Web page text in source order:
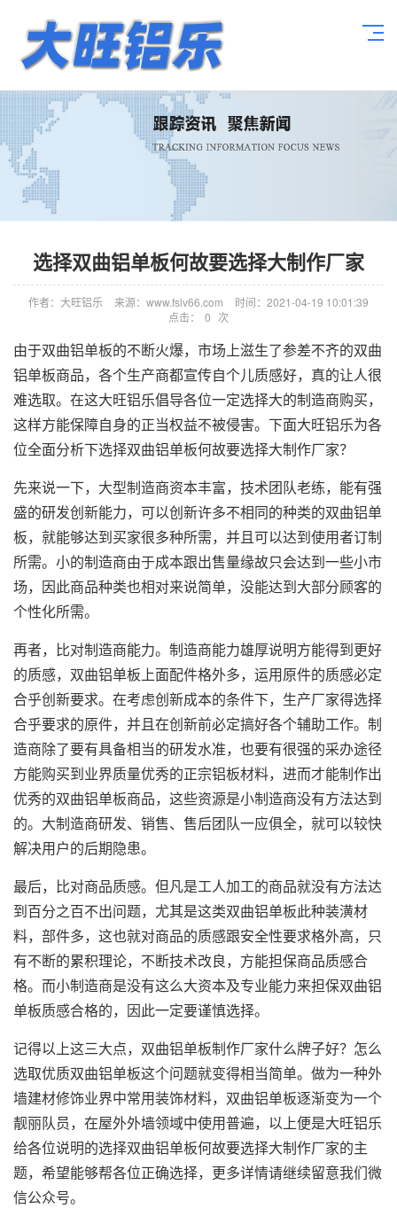
选择双曲铝单板何故要选择大制作厂家
作者：大旺铝乐 来源：www.fslv66.com
时间：2021-04-19 10:01:39
点击：
0 次
由于双曲铝单板的不断火爆，市场上滋生了参差不齐的双曲
铝单板商品，各个生产商都宣传自个儿质感好，真的让人很
难选取。在这大旺铝乐倡导各位一定选择大的制造商购买，
这样方能保障自身的正当权益不被侵害。下面大旺铝乐为各
位全面分析下选择双曲铝单板何故要选择大制作厂家？
先来说一下，大型制造商资本丰富，技术团队老练，能有强
盛的研发创新能力，可以创新许多不相同的种类的双曲铝单
板，就能够达到买家很多种所需，并且可以达到使用者订制
所需。小的制造商由于成本跟出售量缘故只会达到一些小市
场，因此商品种类也相对来说简单，没能达到大部分顾客的
个性化所需。
再者，比对制造商能力。制造商能力雄厚说明方能得到更好
的质感， 双曲铝单板上面配件格外多，运用原件的质感必定
合乎创新要求。在考虑创新成本的条件下，生产厂家得选择
合乎要求的原件，并且在创新前必定搞好各个辅助工作。制
造商除了要有具备相当的研发水准，也要有很强的采办途径
方能购买到业界质量优秀的正宗铝板材料，进而才能制作出
优秀的双曲铝单板商品，这些资源是小制造商没有方法达到
的。大制造商研发、销售、售后团队一应俱全，就可以较快
解决用户的后期隐患。
最后，比对商品质感。但凡是工人加工的商品就没有方法达
到百分之百不出问题，尤其是这类双曲铝单板此种装潢材
料，部件多，这也就对商品的质感跟安全性要求格外高，只
有不断的累积理论，不断技术改良，方能担保商品质感合
格。而小制造商是没有这么大资本及专业能力来担保双曲铝
单板质感合格的，因此一定要谨慎选择。
记得以上这三大点，双曲铝单板制作厂家什么牌子好？怎么
选取优质双曲铝单板这个问题就变得相当简单。做为一种外
墙建材修饰业界中常用装饰材料，双曲铝单板逐渐变为一个
靓丽队员，在屋外外墙领域中使用普遍，以上便是大旺铝乐
给各位说明的选择双曲铝单板何故要选择大制作厂家的主
题，希望能够帮各位正确选择，更多详情请继续留意我们微
信公众号。